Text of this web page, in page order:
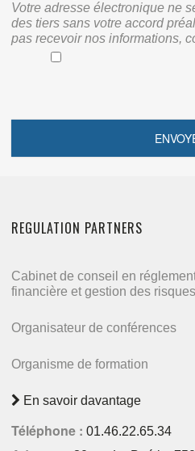
Votre adresse électronique ne
des tiers sans votre accord
pas recevoir nos informations,
REGULATION PARTNERS
Cabinet de conseil en
financière et gestion des risques
Organisateur de conférences
Organisme de formation
En savoir davantage
Téléphone : 01.46.22.65.34